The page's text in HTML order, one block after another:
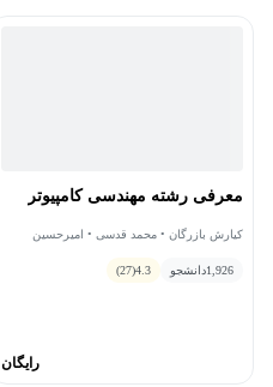
معرفی رشته مهندسی کامپیوتر
کیارش بازرگان • محمد قدسی • امیرحسین
قیداری • محمد حسین منشئی • محمدرضا محمدی
1,926دانشجو 4.3
(27)
رایگان